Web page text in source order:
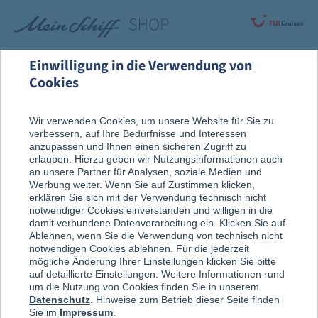
Alle Produkte
Einwilligung in die Verwendung von
Cookies
Wir verwenden Cookies, um unsere Website für Sie zu
verbessern, auf Ihre Bedürfnisse und Interessen
anzupassen und Ihnen einen sicheren Zugriff zu
erlauben. Hierzu geben wir Nutzungsinformationen auch
an unsere Partner für Analysen, soziale Medien und
Werbung weiter. Wenn Sie auf Zustimmen klicken,
erklären Sie sich mit der Verwendung technisch nicht
notwendiger Cookies einverstanden und willigen in die
damit verbundene Datenverarbeitung ein. Klicken Sie auf
Ablehnen, wenn Sie die Verwendung von technisch nicht
notwendigen Cookies ablehnen. Für die jederzeit
mögliche Änderung Ihrer Einstellungen klicken Sie bitte
auf detaillierte Einstellungen. Weitere Informationen rund
um die Nutzung von Cookies finden Sie in unserem
Datenschutz . Hinweise zum Betrieb dieser Seite finden
Sie im Impressum